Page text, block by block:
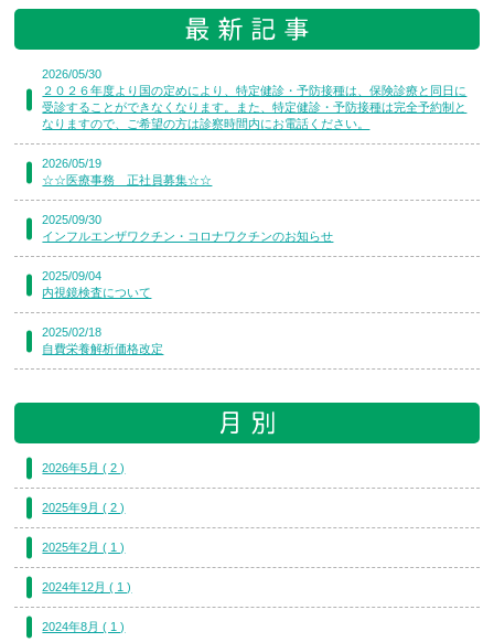
2026/05/30
２０２６年度より国の定めにより、特定健診・予防接種は、保険診療と同日に
受診することができなくなります。また、特定健診・予防接種は完全予約制と
なりますので、ご希望の方は診察時間内にお電話ください。
2026/05/19
☆☆医療事務 正社員募集☆☆
2025/09/30
インフルエンザワクチン・コロナワクチンのお知らせ
2025/09/04
内視鏡検査について
2025/02/18
自費栄養解析価格改定
2026年5月 ( 2 )
2025年9月 ( 2 )
2025年2月 ( 1 )
2024年12月 ( 1 )
2024年8月 ( 1 )